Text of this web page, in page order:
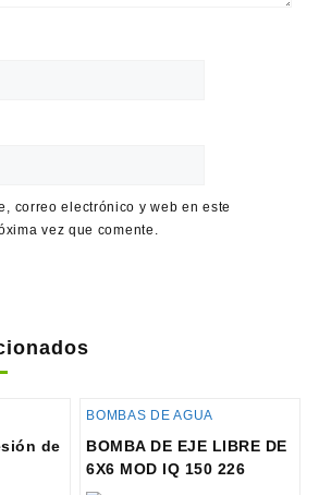
correo electrónico y web en este
vez que comente.
de
BOMBAS DE AGUA
BOMBA DE EJE LIBRE DE
6X6 MOD IQ 150 226